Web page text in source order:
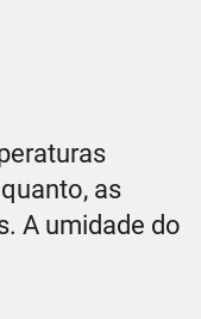
as
A umidade do